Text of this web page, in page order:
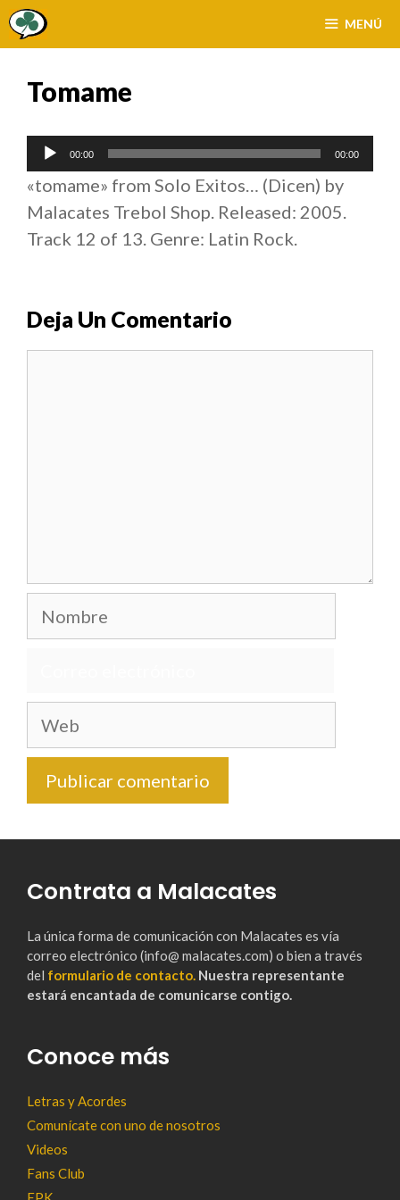
Saltar
MENÚ
Tomame
Reproductor
de
audio
00:00 00:00
«tomame» from Solo Exitos… (Dicen) by
Malacates Trebol Shop. Released: 2005.
Track 12 of 13. Genre: Latin Rock.
Deja Un Comentario
Nombre
Web
Contrata a Malacates
La única forma de comunicación con Malacates es vía
correo electrónico (info@ malacates.com) o bien a través
del formulario de contacto. Nuestra representante
estará encantada de comunicarse contigo.
Conoce más
Letras y Acordes
Comunícate con uno de nosotros
Videos
Fans Club